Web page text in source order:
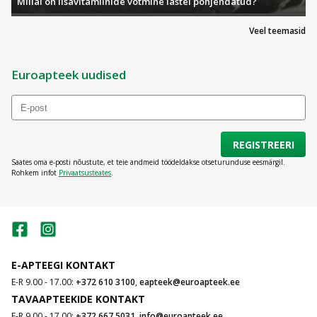
Veel teemasid
Euroapteek uudised
REGISTREERI
Saates oma e-posti nõustute, et teie andmeid töödeldakse otseturunduse eesmärgil.
Rohkem infot Privaatsusteates.
E-APTEEGI KONTAKT
E-R 9.00 - 17.00: +372 610 3100,eapteek@euroapteek.ee
TAVAAPTEEKIDE KONTAKT